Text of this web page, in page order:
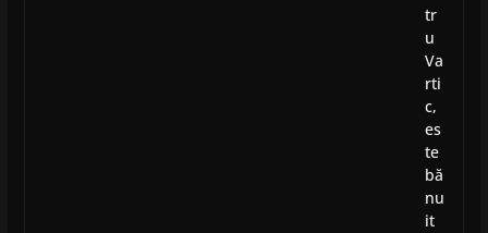
tr
u
Va
rti
c,
es
te
bă
nu
it